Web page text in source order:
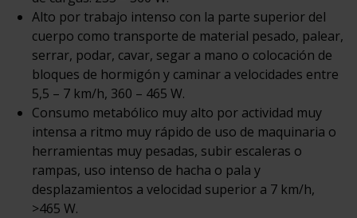
Alto por trabajo intenso con la parte superior del
cuerpo como transporte de material pesado, palear,
serrar, podar, cavar, segar a mano o colocación de
bloques de hormigón y caminar a velocidades entre
5,5 – 7 km/h, 360 – 465 W.
Consumo metabólico muy alto por actividad muy
intensa a ritmo muy rápido de uso de maquinaria o
herramientas muy pesadas, subir escaleras o
rampas, uso intenso de hacha o pala y
desplazamientos a velocidad superior a 7 km/h,
>465 W.